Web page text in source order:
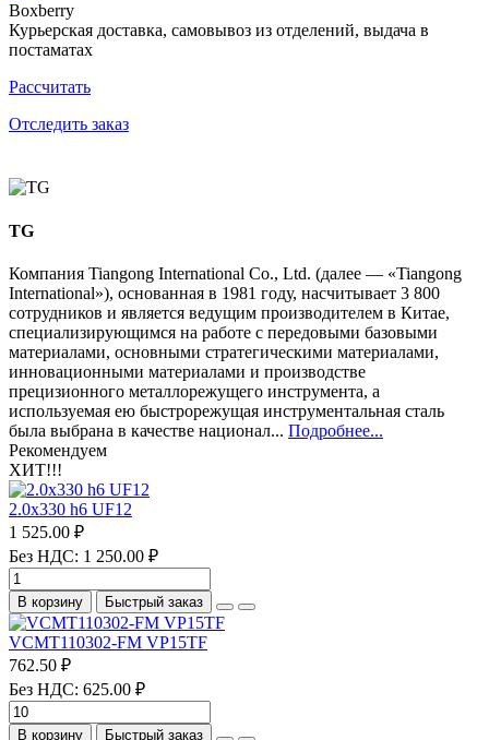
Boxberry
Курьерская доставка, самовывоз из отделений, выдача в
постаматах
Рассчитать
Отследить заказ
TG
Компания Tiangong International Co., Ltd. (далее — «Tiangong
International»), основанная в 1981 году, насчитывает 3 800
сотрудников и является ведущим производителем в Китае,
специализирующимся на работе с передовыми базовыми
материалами, основными стратегическими материалами,
инновационными материалами и производстве
прецизионного металлорежущего инструмента, а
используемая ею быстрорежущая инструментальная сталь
была выбрана в качестве национал... Подробнее...
Рекомендуем
ХИТ!!!
2.0х330 h6 UF12
1 525.00 ₽
Без НДС: 1 250.00 ₽
В корзину Быстрый заказ
VCMT110302-FM VP15TF
762.50 ₽
Без НДС: 625.00 ₽
В корзину Быстрый заказ